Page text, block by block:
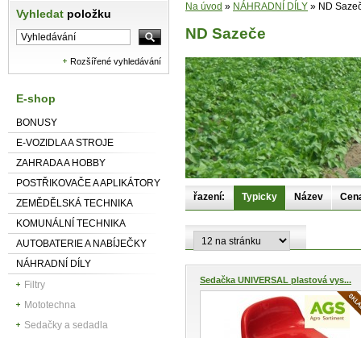
Vyhledat položku
Rozšířené vyhledávání
E-shop
BONUSY
E-VOZIDLA A STROJE
ZAHRADA A HOBBY
POSTŘIKOVAČE A APLIKÁTORY
ZEMĚDĚLSKÁ TECHNIKA
KOMUNÁLNÍ TECHNIKA
AUTOBATERIE A NABÍJEČKY
NÁHRADNÍ DÍLY
Filtry
Mototechna
Sedačky a sedadla
Na úvod » NÁHRADNÍ DÍLY » ND
ND Sazeče
řazení: Typicky Název
Sedačka UNIVERSAL plastová vys...